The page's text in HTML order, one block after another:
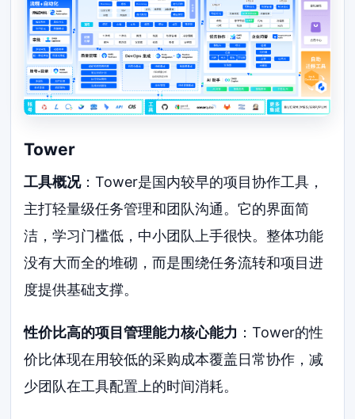
Tower
工具概况：Tower是国内较早的项目协作工具，
主打轻量级任务管理和团队沟通。它的界面简
洁，学习门槛低，中小团队上手很快。整体功能
没有大而全的堆砌，而是围绕任务流转和项目进
度提供基础支撑。
性价比高的项目管理能力核心能力 ：Tower的性
价比体现在用较低的采购成本覆盖日常协作，减
少团队在工具配置上的时间消耗。